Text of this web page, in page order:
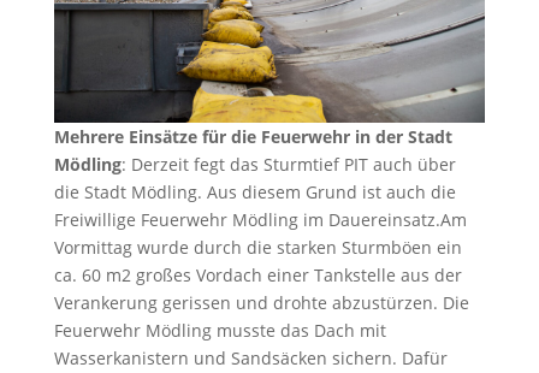
Mehrere Einsätze für die Feuerwehr in der Stadt
Mödling: Derzeit fegt das Sturmtief PIT auch über
die Stadt Mödling. Aus diesem Grund ist auch die
Freiwillige Feuerwehr Mödling im Dauereinsatz.Am
Vormittag wurde durch die starken Sturmböen ein
ca. 60 m2 großes Vordach einer Tankstelle aus der
Verankerung gerissen und drohte abzustürzen. Die
Feuerwehr Mödling musste das Dach mit
Wasserkanistern und Sandsäcken sichern. Dafür